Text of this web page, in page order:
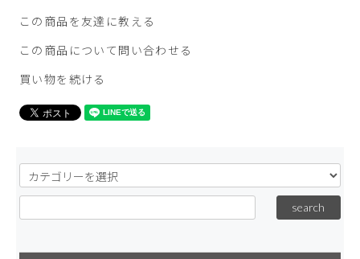
この商品を友達に教える
この商品について問い合わせる
買い物を続ける